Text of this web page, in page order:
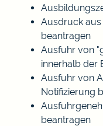
Ausdruck
beantragen
Ausfuhr von
innerhalb der
Ausfuhr von
Notifizierung
beantragen